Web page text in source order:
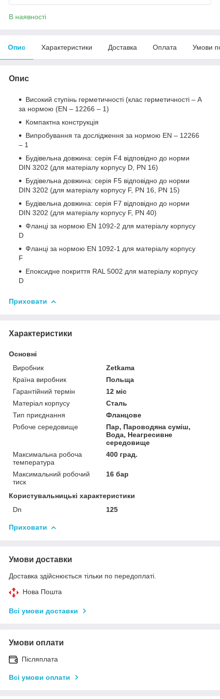
В наявності
Опис Характеристики Доставка Оплата Умови
Опис
Високий ступінь герметичності (клас герметичності – A
за нормою (EN – 12266 – 1)
Компактна конструкція
Випробування та дослідження за нормою EN – 12266
– 1
Будівельна довжина: серія F4 відповідно до норми
DIN 3202 (для матеріалу корпусу D, PN 16)
Будівельна довжина: серія F5 відповідно до норми
DIN 3202 (для матеріалу корпусу F, PN 16, PN 15)
Будівельна довжина: серія F7 відповідно до норми
DIN 3202 (для матеріалу корпусу F, PN 40)
Фланці за нормою EN 1092-2 для матеріалу корпусу
D
Фланці за нормою EN 1092-1 для матеріалу корпусу
F
Епоксидне покриття RAL 5002 для матеріалу корпусу
D
Приховати
Характеристики
Основні
Виробник
Zetkama
Країна виробник
Польща
Гарантійний термін
12 міс
Матеріал корпусу
Сталь
Тип приєднання
Фланцове
Робоче середовище
Пар, Пароводяна суміш,
Вода, Неагресивне
середовище
Максимальна робоча
температура
400 град.
Максимальний робочий
тиск
16 бар
Користувальницькі характеристики
Dn
125
Приховати
Умови доставки
Доставка здійснюється тільки по передоплаті.
Нова Пошта
Всі умови доставки
Умови оплати
Післяплата
Всі умови оплати